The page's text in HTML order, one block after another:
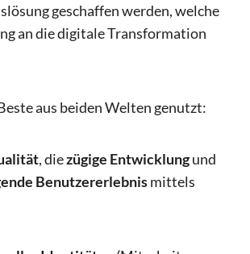
geschaffen werden, welche
an die digitale Transformation
aus beiden Welten genutzt:
, diezügige Entwicklungund
Benutzererlebnismittels